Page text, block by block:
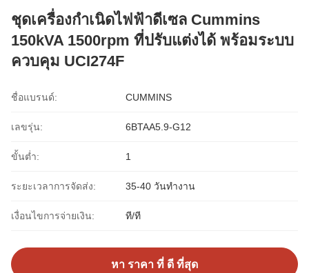
ชุดเครื่องกำเนิดไฟฟ้าดีเซล Cummins
150kVA 1500rpm ที่ปรับแต่งได้ พร้อมระบบ
ควบคุม UCI274F
ชื่อแบรนด์: CUMMINS
เลขรุ่น: 6BTAA5.9-G12
ขั้นต่ำ: 1
ระยะเวลาการจัดส่ง: 35-40 วันทำงาน
เงื่อนไขการจ่ายเงิน: ที/ที
หา ราคา ที่ ดี ที่สุด